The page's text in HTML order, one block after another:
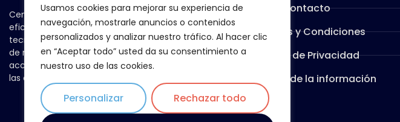
Usamos cookies para mejorar su experiencia de
navegación, mostrarle anuncios o contenidos
personalizados y analizar nuestro tráfico. Al hacer clic
en “Aceptar todo” usted da su consentimiento a
nuestro uso de las cookies.
Personalizar Rechazar todo
Centrándonos en la seguridad y la
eficiencia, seleccionamos las
tecnologías más avanzadas y, a través
de nuestra red de partners, las accesos
accesibles y asequibles a las personas,
las empresas y las instituciones.
Contacto
Términos y Condiciones
Política de Privacidad
Seguridad de la información